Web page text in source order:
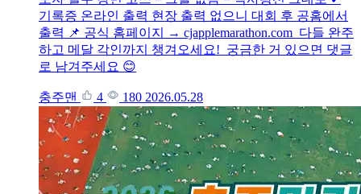
기록증 온라인 출력 현장 출력 없으니 대회 후 공홈에서
출력 📌 공식 홈페이지 → cjapplemarathon.com 다들 완주
하고 메달 각인까지 챙겨오세요! 궁금한 거 있으면 댓글
로 남겨주세요 😊
충주맨 4 180 2026.05.28